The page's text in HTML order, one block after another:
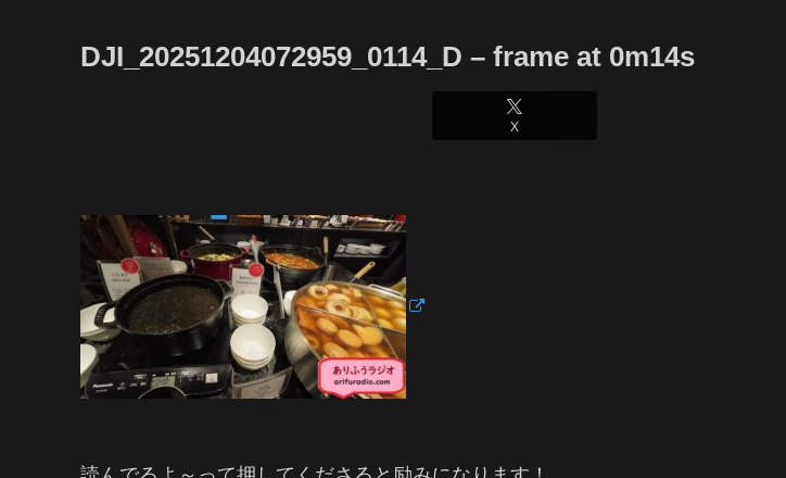
DJI_20251204072959_0114_D – frame at 0m14s
X